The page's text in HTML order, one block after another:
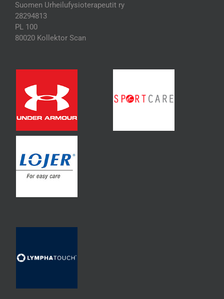
Suomen Urheilufysioterapeutit ry
28294813
PL 100
80020 Kollektor Scan